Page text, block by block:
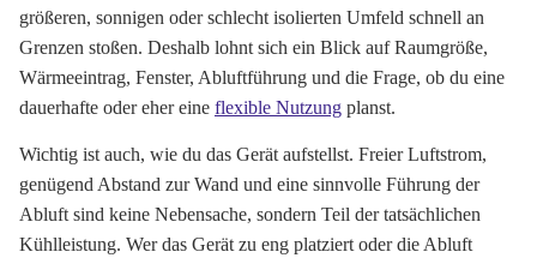
größeren, sonnigen oder schlecht isolierten Umfeld schnell an
Grenzen stoßen. Deshalb lohnt sich ein Blick auf Raumgröße,
Wärmeeintrag, Fenster, Abluftführung und die Frage, ob du eine
dauerhafte oder eher eine flexible Nutzung planst.
Wichtig ist auch, wie du das Gerät aufstellst. Freier Luftstrom,
genügend Abstand zur Wand und eine sinnvolle Führung der
Abluft sind keine Nebensache, sondern Teil der tatsächlichen
Kühlleistung. Wer das Gerät zu eng platziert oder die Abluft